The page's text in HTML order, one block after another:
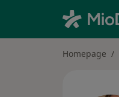
Homepage